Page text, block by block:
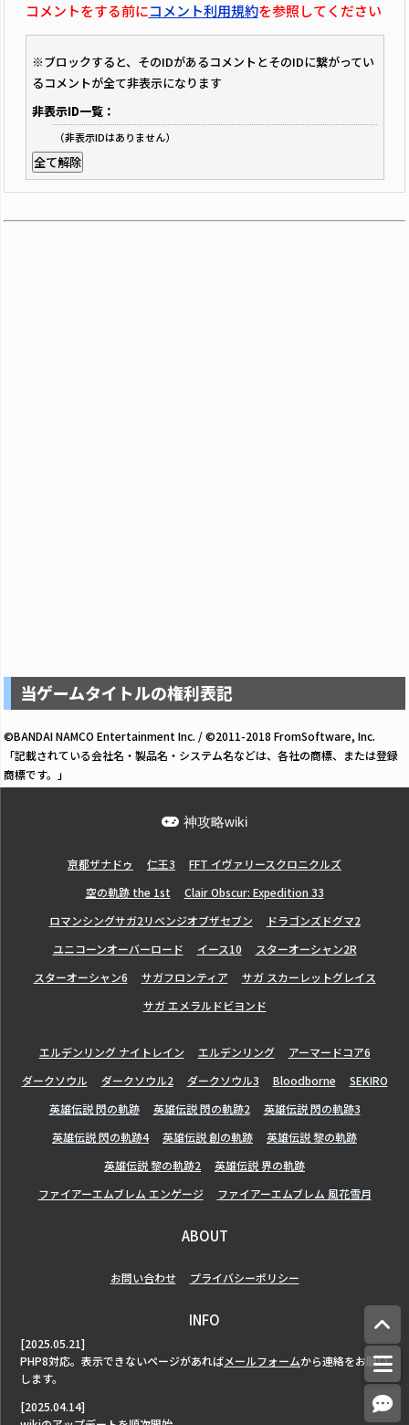
コメントをする前にコメント利用規約を参照してください
※ブロックすると、そのIDがあるコメントとそのIDに繋がってい
るコメントが全て非表示になります
非表示ID一覧：
（非表示IDはありません）
全て解除
当ゲームタイトルの権利表記
©BANDAI NAMCO Entertainment Inc. / ©2011-2018 FromSoftware, Inc.
「記載されている会社名・製品名・システム名などは、各社の商標、または登録
商標です。」
神攻略wiki
亰都ザナドゥ 仁王3
FFT イヴァリースクロニクルズ
空の軌跡 the 1st
Clair Obscur: Expedition 33
ロマンシングサガ2リベンジオブザセブン
ドラゴンズドグマ2
ユニコーンオーバーロード
イース10
スターオーシャン2R
スターオーシャン6
サガフロンティア
サガ スカーレットグレイス
サガ エメラルドビヨンド
エルデンリング ナイトレイン エルデンリング
アーマードコア6
ダークソウル
ダークソウル2 ダークソウル3 Bloodborne
SEKIRO
英雄伝説 閃の軌跡
英雄伝説 閃の軌跡2
英雄伝説 閃の軌跡3
英雄伝説 閃の軌跡4
英雄伝説 創の軌跡
英雄伝説 黎の軌跡
英雄伝説 黎の軌跡2
英雄伝説 界の軌跡
ファイアーエムブレム エンゲージ
ファイアーエムブレム 風花雪月
ABOUT
お問い合わせ プライバシーポリシー
INFO
[2025.05.21]
PHP8対応。表示できないページがあればメールフォームから連絡をお願い
します。
[2025.04.14]